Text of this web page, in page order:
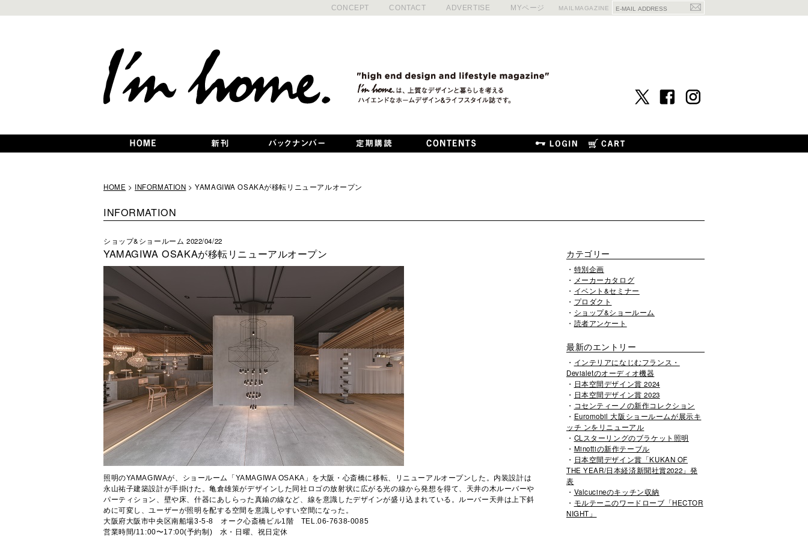
CONCEPT CONTACT ADVERTISE MYページ MAILMAGAZINE
HOME > INFORMATION > YAMAGIWA OSAKAが移転リニューアルオープン
INFORMATION
ショップ&ショールーム 2022/04/22
YAMAGIWA OSAKAが移転リニューアルオープン
照明のYAMAGIWAが、ショールーム「YAMAGIWA OSAKA」を大阪・心斎橋に移転、リニューアルオープンした。内装設計は
永山祐子建築設計が手掛けた。亀倉雄策がデザインした同社ロゴの放射状に広がる光の線から発想を得て、天井の木ルーバーや
パーティション、壁や床、什器にあしらった真鍮の線など、線を意識したデザインが盛り込まれている。ルーバー天井は上下斜
めに可変し、ユーザーが照明を配する空間を意識しやすい空間になった。
大阪府大阪市中央区南船場3-5-8 オーク心斎橋ビル1階 TEL.06-7638-0085
営業時間/11:00〜17:00(予約制) 水・日曜、祝日定休
カテゴリー
特別企画
メーカーカタログ
イベント&セミナー
プロダクト
ショップ&ショールーム
読者アンケート
最新のエントリー
インテリアになじむフランス・
Devialetのオーディオ機器
日本空間デザイン賞 2024
日本空間デザイン賞 2023
コセンティーノの新作コレクション
Euromobil 大阪ショールームが展示キ
ッチ ンをリニューアル
CLスターリングのブラケット照明
Minottiの新作テーブル
日本空間デザイン賞「KUKAN OF
THE YEAR/日本経済新聞社賞2022」発
表
Valcucineのキッチン収納
モルテーニのワードローブ「HECTOR
NIGHT」